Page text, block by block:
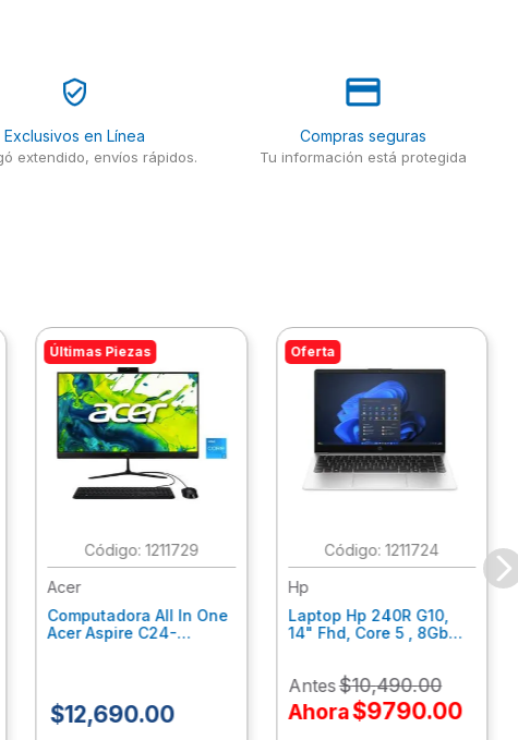
Exclusivos en Línea
extendido, envíos rápidos.
Compras seguras
Tu información está protegida
Últimas Piezas
: 1211729
Acer
Computadora All In One
Acer Aspire C24-
Dq.Bmjal.002
$12,690.00
Oferta
:1211724
Hp
Laptop Hp 240R G10,
14" Fhd, Core 5 , 8Gb
Antes$10,490.00
Ahora$9790.00